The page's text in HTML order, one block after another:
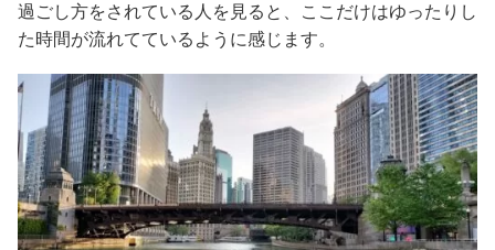
過ごし方をされている人を見ると、ここだけはゆったりし
た時間が流れてているように感じます。